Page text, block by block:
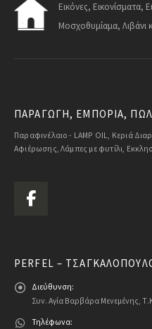
Εικόνες, Εικονίσματα,
Μοσχοθυμίαμα, Λιβάνι
ΠΑΡΑΓΩΓΗ, ΕΜΠΟΡΙΑ,
Παραφινέλαιο - LAMP OIL, Κεριά
Αφιέρωσης, Λάμπες με φυτίλι,
PERFEL –
Διεύθυνση:
Συν. Αγία Βαρβάρα Μενεμένης,
Τηλέφωνα: